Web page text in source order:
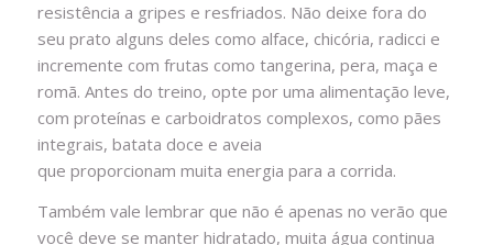
resistência a gripes e resfriados. Não deixe fora do
seu prato alguns deles como alface, chicória, radicci e
incremente com frutas como tangerina, pera, maça e
romã. Antes do treino, opte por uma alimentação leve,
com proteínas e carboidratos complexos, como pães
integrais, batata doce e aveia
que proporcionam muita energia para a corrida.
Também vale lembrar que não é apenas no verão que
você deve se manter hidratado, muita água continua